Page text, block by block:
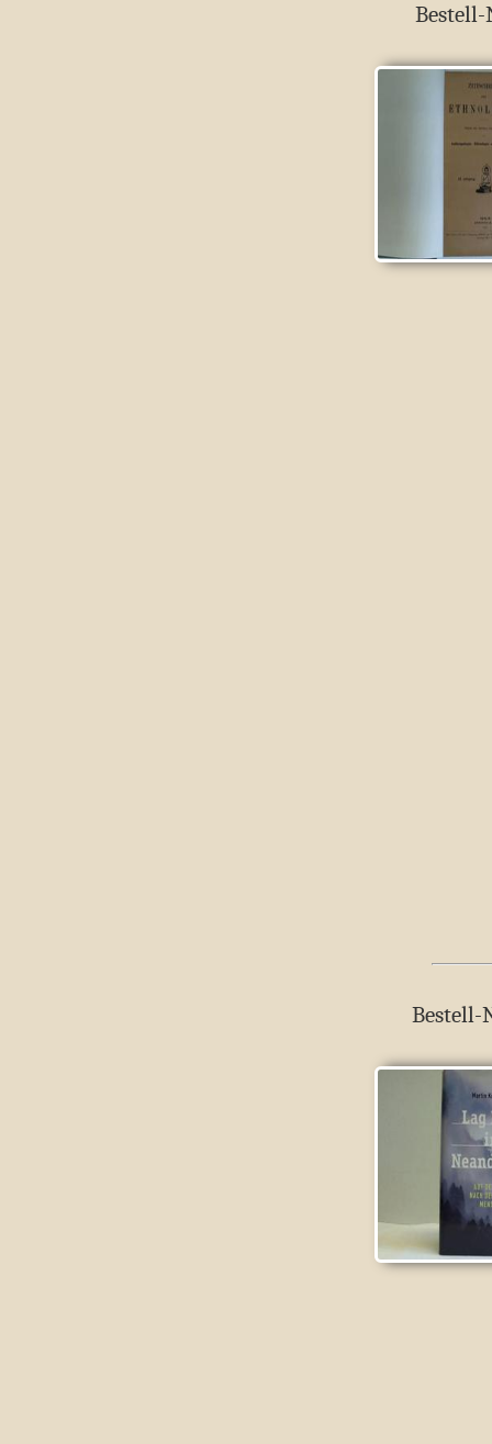
Bestell-
Bestell-